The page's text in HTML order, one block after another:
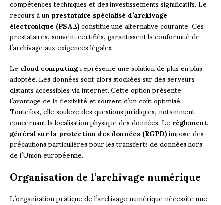
recours à unprestataire spécialisé d’archivage
électronique (PSAE)constitue une alternative courante. Ces
prestataires, souvent certifiés, garantissent la conformité de
l’archivage aux exigences légales.
Lecloud computingreprésente une solution de plus en plus
adoptée. Les données sont alors stockées sur des serveurs
distants accessibles via internet. Cette option présente
l’avantage de la flexibilité et souvent d’un coût optimisé.
Toutefois, elle soulève des questions juridiques, notamment
concernant la localisation physique des données. Lerèglement
général sur la protection des données (RGPD)impose des
précautions particulières pour les transferts de données hors
de l’Union européenne.
Organisation de l’archivage numérique
L’organisation pratique de l’archivage numérique nécessite une